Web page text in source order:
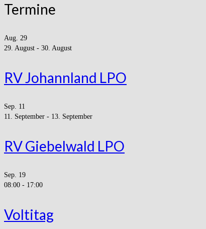
Termine
Aug. 29
29. August - 30. August
RV Johannland LPO
Sep. 11
11. September - 13. September
RV Giebelwald LPO
Sep. 19
08:00 - 17:00
Voltitag